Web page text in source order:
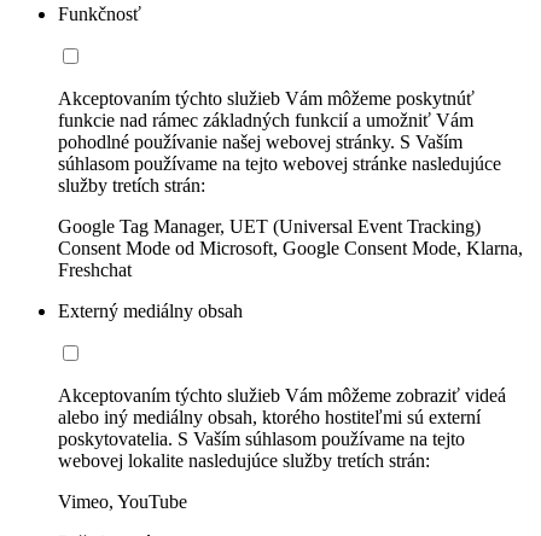
Funkčnosť
Akceptovaním týchto služieb Vám môžeme poskytnúť
funkcie nad rámec základných funkcií a umožniť Vám
pohodlné používanie našej webovej stránky. S Vaším
súhlasom používame na tejto webovej stránke nasledujúce
služby tretích strán:
Google Tag Manager, UET (Universal Event Tracking)
Consent Mode od Microsoft, Google Consent Mode, Klarna,
Freshchat
Externý mediálny obsah
Akceptovaním týchto služieb Vám môžeme zobraziť videá
alebo iný mediálny obsah, ktorého hostiteľmi sú externí
poskytovatelia. S Vaším súhlasom používame na tejto
webovej lokalite nasledujúce služby tretích strán:
Vimeo, YouTube